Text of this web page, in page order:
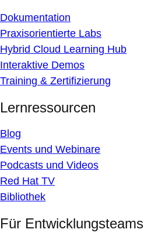
Dokumentation
Praxisorientierte Labs
Hybrid Cloud Learning Hub
Interaktive Demos
Training & Zertifizierung
Lernressourcen
Blog
Events und Webinare
Podcasts und Videos
Red Hat TV
Bibliothek
Für Entwicklungsteams